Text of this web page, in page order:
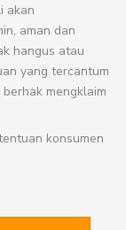
akan
aman dan
hangus atau
yang tercantum
mengklaim
konsumen